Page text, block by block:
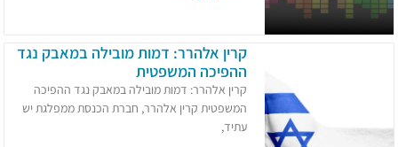
קרין אלהרר: דמות מובילה במאבק נגד
ההפיכה המשפטית
קרין אלהרר: דמות מובילה במאבק נגד ההפיכה
המשפטית קרין אלהרר, חברת הכנסת ממפלגת יש
עתיד,